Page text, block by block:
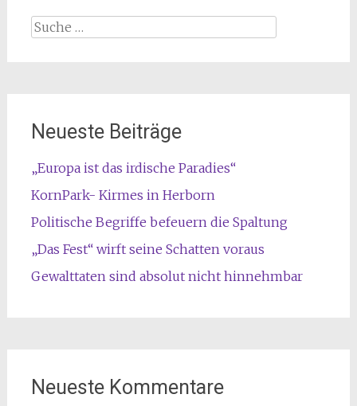
Suche
nach:
Neueste Beiträge
„Europa ist das irdische Paradies“
KornPark- Kirmes in Herborn
Politische Begriffe befeuern die Spaltung
„Das Fest“ wirft seine Schatten voraus
Gewalttaten sind absolut nicht hinnehmbar
Neueste Kommentare